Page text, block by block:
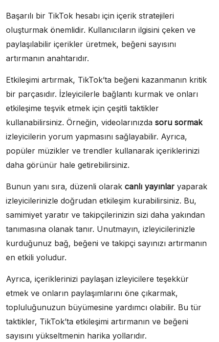
Başarılı bir TikTok hesabı için içerik stratejileri
oluşturmak önemlidir. Kullanıcıların ilgisini çeken ve
paylaşılabilir içerikler üretmek, beğeni sayısını
artırmanın anahtarıdır.
Etkileşimi artırmak, TikTok’ta beğeni kazanmanın kritik
bir parçasıdır. İzleyicilerle bağlantı kurmak ve onları
etkileşime teşvik etmek için çeşitli taktikler
kullanabilirsiniz. Örneğin, videolarınızda soru sormak
izleyicilerin yorum yapmasını sağlayabilir. Ayrıca,
popüler müzikler ve trendler kullanarak içeriklerinizi
daha görünür hale getirebilirsiniz.
Bunun yanı sıra, düzenli olarak canlı yayınlar yaparak
izleyicilerinizle doğrudan etkileşim kurabilirsiniz. Bu,
samimiyet yaratır ve takipçilerinizin sizi daha yakından
tanımasına olanak tanır. Unutmayın, izleyicilerinizle
kurduğunuz bağ, beğeni ve takipçi sayınızı artırmanın
en etkili yoludur.
Ayrıca, içeriklerinizi paylaşan izleyicilere teşekkür
etmek ve onların paylaşımlarını öne çıkarmak,
topluluğunuzun büyümesine yardımcı olabilir. Bu tür
taktikler, TikTok’ta etkileşimi artırmanın ve beğeni
sayısını yükseltmenin harika yollarıdır.